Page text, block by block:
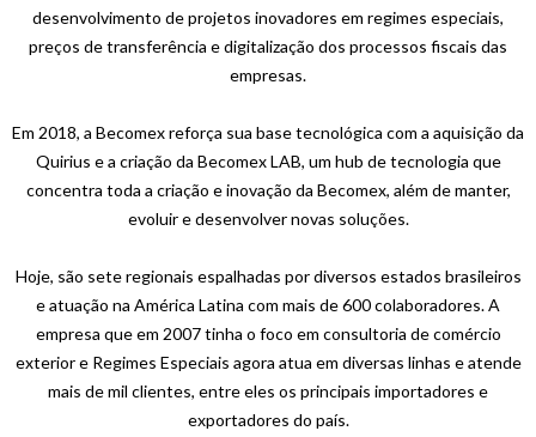
desenvolvimento de projetos inovadores em regimes especiais,
preços de transferência e digitalização dos processos fiscais das
empresas.
Em 2018, a Becomex reforça sua base tecnológica com a aquisição da
Quirius e a criação da Becomex LAB, um hub de tecnologia que
concentra toda a criação e inovação da Becomex, além de manter,
evoluir e desenvolver novas soluções.
Hoje, são sete regionais espalhadas por diversos estados brasileiros
e atuação na América Latina com mais de 600 colaboradores. A
empresa que em 2007 tinha o foco em consultoria de comércio
exterior e Regimes Especiais agora atua em diversas linhas e atende
mais de mil clientes, entre eles os principais importadores e
exportadores do país.